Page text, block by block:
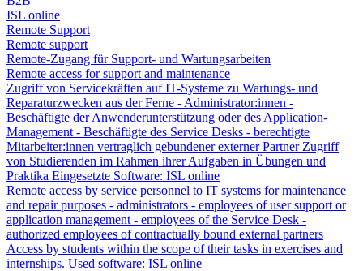
ISL online
Remote Support
Remote support
Remote-Zugang für Support- und Wartungsarbeiten
Remote access for support and maintenance
Zugriff von Servicekräften auf IT-Systeme zu Wartungs- und
Reparaturzwecken aus der Ferne - Administrator:innen -
Beschäftigte der Anwenderunterstützung oder des Application-
Management - Beschäftigte des Service Desks - berechtigte
Mitarbeiter:innen vertraglich gebundener externer Partner Zugriff
von Studierenden im Rahmen ihrer Aufgaben in Übungen und
Praktika Eingesetzte Software: ISL online
Remote access by service personnel to IT systems for maintenance
and repair purposes - administrators - employees of user support or
application management - employees of the Service Desk -
authorized employees of contractually bound external partners
Access by students within the scope of their tasks in exercises and
internships. Used software: ISL online